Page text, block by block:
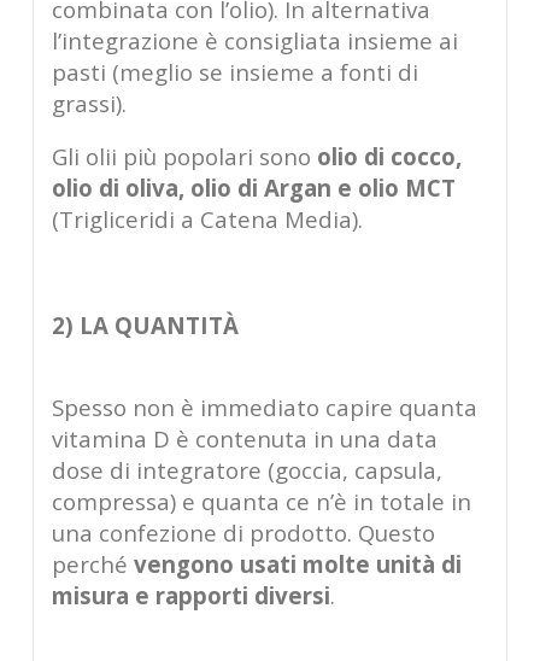
combinata con l’olio). In alternativa
l’integrazione è consigliata insieme ai
pasti (meglio se insieme a fonti di
grassi).
Gli olii più popolari sono olio di cocco,
olio di oliva, olio di Argan e olio MCT
(Trigliceridi a Catena Media).
2) LA QUANTITÀ
Spesso non è immediato capire quanta
vitamina D è contenuta in una data
dose di integratore (goccia, capsula,
compressa) e quanta ce n’è in totale in
una confezione di prodotto. Questo
perché vengono usati molte unità di
misura e rapporti diversi.